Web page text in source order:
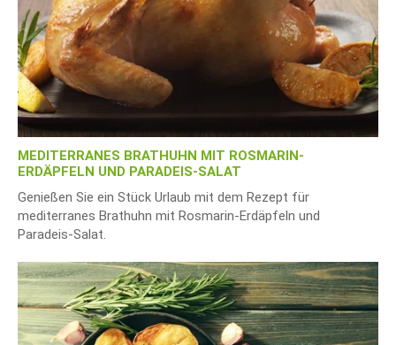
MEDITERRANES BRATHUHN MIT ROSMARIN-
ERDÄPFELN UND PARADEIS-SALAT
Genießen Sie ein Stück Urlaub mit dem Rezept für
mediterranes Brathuhn mit Rosmarin-Erdäpfeln und
Paradeis-Salat.